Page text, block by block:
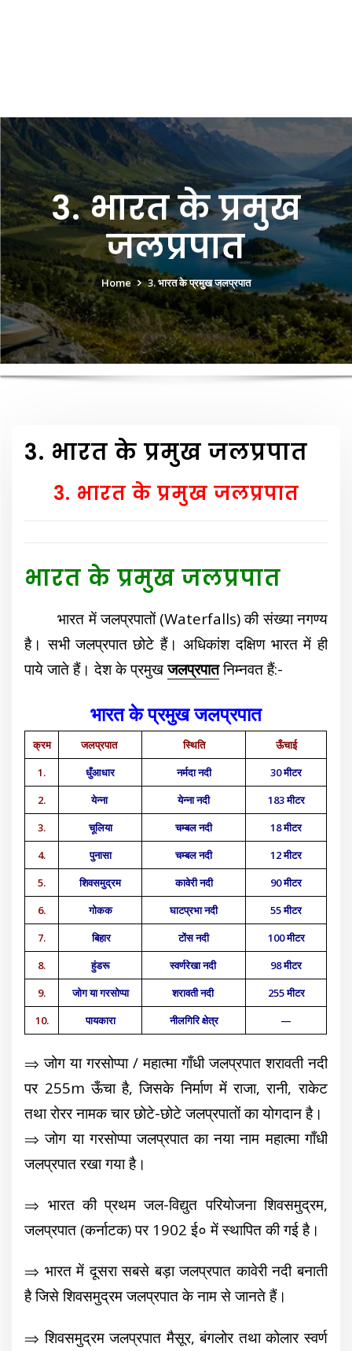
3. भारत के प्रमुख
जलप्रपात
Home 3. भारत के प्रमुख जलप्रपात
3. भारत के प्रमुख जलप्रपात
3. भारत के प्रमुख जलप्रपात
भारत के प्रमुख जलप्रपात
भारत में जलप्रपातों (Waterfalls) की संख्या नगण्य
है। सभी जलप्रपात छोटे हैं। अधिकांश दक्षिण भारत में ही
पाये जाते हैं। देश के प्रमुखजलप्रपातनिम्नवत हैं:-
भारत के प्रमुख जलप्रपात
क्रम जलप्रपात स्थिति
ऊँचाई
1.
धुँआधार नर्मदा नदी
30 मीटर
2.
येन्ना येन्ना नदी
183 मीटर
3.
चूलिया चम्बल नदी
18 मीटर
4.
पुनासा चम्बल नदी
12 मीटर
5.
शिवसमुद्रम कावेरी नदी
90 मीटर
6.
गोकक घाटप्रभा नदी
55 मीटर
7.
बिहार टोंस नदी
100 मीटर
8.
हुंडरू स्वर्णरेखा नदी
98 मीटर
9.
जोग या गरसोप्पा शरावती नदी
255 मीटर
10.
पायकारा नीलगिरि क्षेत्र —
⇒ जोग या गरसोप्पा / महात्मा गाँधी जलप्रपात शरावती नदी
पर 255m ऊँचा है, जिसके निर्माण में राजा, रानी, राकेट
तथा रोरर नामक चार छोटे-छोटे जलप्रपातों का योगदान है।
⇒ जोग या गरसोप्पा जलप्रपात का नया नाम महात्मा गाँधी
जलप्रपात रखा गया है।
⇒ भारत की प्रथम जल-विद्युत परियोजना शिवसमुद्रम,
जलप्रपात (कर्नाटक) पर 1902 ई० में स्थापित की गई है।
⇒ भारत में दूसरा सबसे बड़ा जलप्रपात कावेरी नदी बनाती
है जिसे शिवसमुद्रम जलप्रपात के नाम सेजानते हैं।
⇒ शिवसमुद्रम जलप्रपात मैसूर, बंगलोर तथा कोलार स्वर्ण